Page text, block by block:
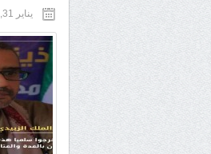
يناير 31, 2024